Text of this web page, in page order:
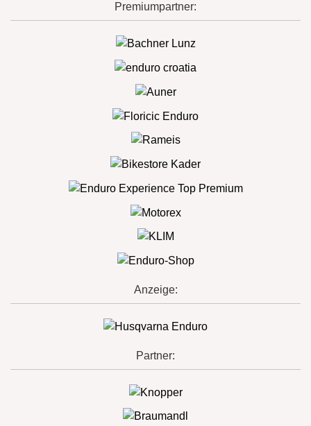
Premiumpartner:
Anzeige:
Partner: